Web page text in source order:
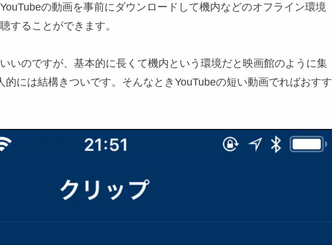
の動画を事前にダウンロードして機内などのオフライン環境
することができます。
いのですが、基本的に長くて機内という環境だと映画館のように集
的には結構きついです。そんなときYouTubeの短い動画でればおすす